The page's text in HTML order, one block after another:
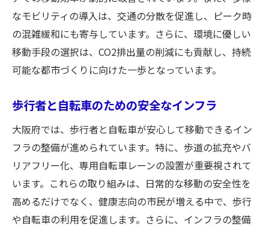
なモビリティの導入は、交通の分散を促進し、ピーク時
の混雑緩和にも寄与しています。さらに、環境に優しい
移動手段の選択は、CO2排出量の削減にも貢献し、持続
可能な都市づくりに向けた一歩となっています。
歩行者と自転車のための安全なインフラ
大阪府では、歩行者と自転車が安心して移動できるイン
フラの整備が進められています。特に、歩道の拡充やバ
リアフリー化、専用自転車レーンの設置が重要視されて
います。これらの取り組みは、日常的な移動の安全性を
高めるだけでなく、健康志向の市民が増える中で、歩行
や自転車の利用を促進します。さらに、インフラの整備